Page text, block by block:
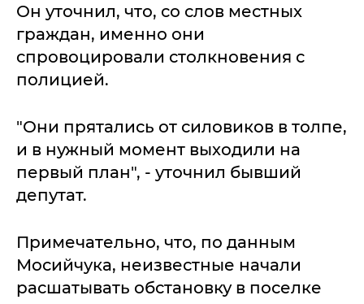
Он уточнил, что, со слов местных
граждан, именно они
спровоцировали столкновения с
полицией.
"Они прятались от силовиков в толпе,
и в нужный момент выходили на
первый план", - уточнил бывший
депутат.
Примечательно, что, по данным
Мосийчука, неизвестные начали
расшатывать обстановку в поселке